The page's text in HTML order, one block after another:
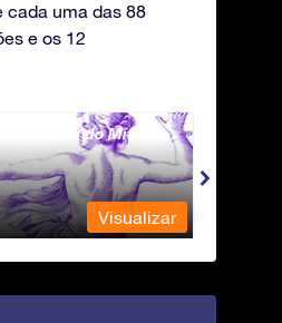
cada uma das 88
e os 12
Princesa do Mito
Visualizar